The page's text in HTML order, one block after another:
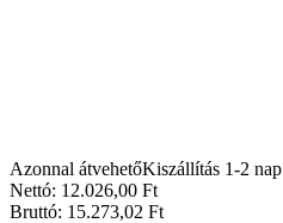
Azonnal átvehetőKiszállítás 1-2 nap
Nettó: 12.026,00 Ft
Bruttó: 15.273,02 Ft